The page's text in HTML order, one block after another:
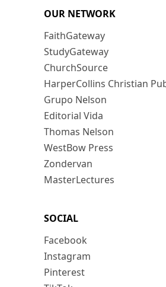
OUR NETWORK
FaithGateway
StudyGateway
ChurchSource
HarperCollins Christian
Grupo Nelson
Editorial Vida
Thomas Nelson
WestBow Press
Zondervan
MasterLectures
SOCIAL
Facebook
Instagram
Pinterest